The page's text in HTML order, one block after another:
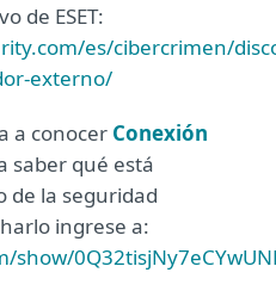
de ESET:
es/cibercrimen/
externo/
a conocer Conexión
saber qué está
de la seguridad
ingrese a:
show/